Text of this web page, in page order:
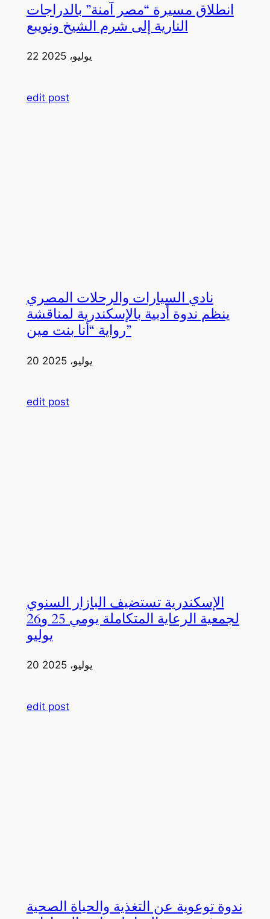
انطلاق مسيرة “مصر آمنة” بالدراجات
النارية إلى شرم الشيخ ونويبع
22 يوليو، 2025
edit post
نادي السيارات والرحلات المصري
ينظم ندوة أدبية بالإسكندرية لمناقشة
رواية “أنا بنت مين”
20 يوليو، 2025
edit post
الإسكندرية تستضيف البازار السنوي
لجمعية الرعاية المتكاملة يومي 25 و26
يوليو
20 يوليو، 2025
edit post
ندوة توعوية عن التغذية والحياة الصحية